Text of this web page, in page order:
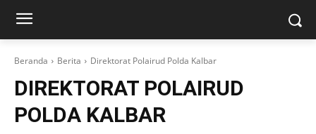
Beranda Berita Direktorat Polairud Polda Kalbar
DIREKTORAT POLAIRUD
POLDA KALBAR